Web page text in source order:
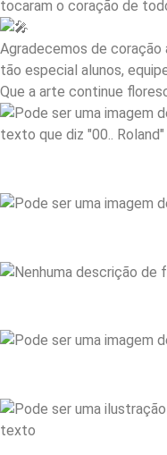
tocaram o coração de
Agradecemos de
tão especial alunos,
Que a arte continue